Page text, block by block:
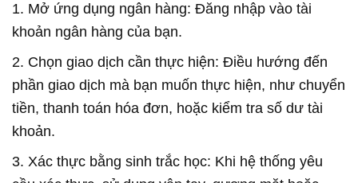
1. Mở ứng dụng ngân hàng: Đăng nhập vào tài
khoản ngân hàng của bạn.
2. Chọn giao dịch cần thực hiện: Điều hướng đến
phần giao dịch mà bạn muốn thực hiện, như chuyển
tiền, thanh toán hóa đơn, hoặc kiểm tra số dư tài
khoản.
3. Xác thực bằng sinh trắc học: Khi hệ thống yêu